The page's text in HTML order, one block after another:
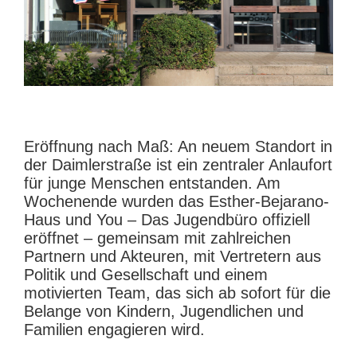
Eröffnung nach Maß: An neuem Standort in
der Daimlerstraße ist ein zentraler Anlaufort
für junge Menschen entstanden. Am
Wochenende wurden das Esther-Bejarano-
Haus und You – Das Jugendbüro offiziell
eröffnet – gemeinsam mit zahlreichen
Partnern und Akteuren, mit Vertretern aus
Politik und Gesellschaft und einem
motivierten Team, das sich ab sofort für die
Belange von Kindern, Jugendlichen und
Familien engagieren wird.